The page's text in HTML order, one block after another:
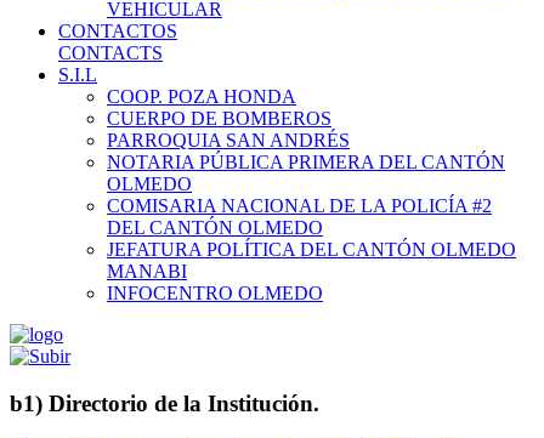
VEHICULAR
CONTACTOS
CONTACTS
S.I.L
COOP. POZA HONDA
CUERPO DE BOMBEROS
PARROQUIA SAN ANDRÉS
NOTARIA PÚBLICA PRIMERA DEL CANTÓN
OLMEDO
COMISARIA NACIONAL DE LA POLICÍA #2
DEL CANTÓN OLMEDO
JEFATURA POLÍTICA DEL CANTÓN OLMEDO
MANABI
INFOCENTRO OLMEDO
b1) Directorio de la Institución.